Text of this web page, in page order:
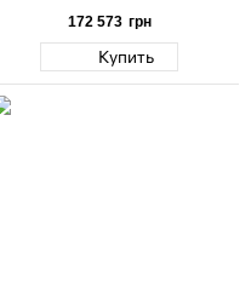
172 573 грн
Купить